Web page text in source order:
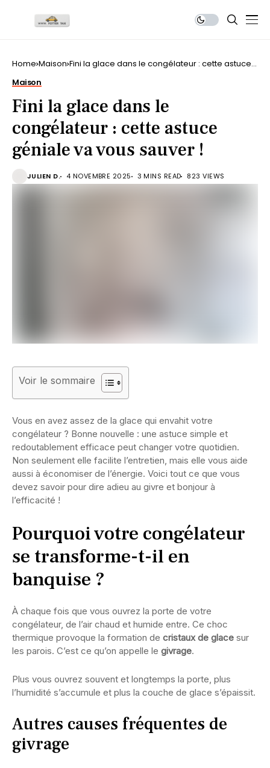
Home Maison Fini la glace dans le congélateur : cette astuce
Maison
Fini la glace dans le
congélateur : cette astuce
géniale va vous sauver !
JULIEN D. 4 NOVEMBRE 2025 3 MINS READ 823 VIEWS
Voir le sommaire
Vous en avez assez de la glace qui envahit votre
congélateur ? Bonne nouvelle : une astuce simple et
redoutablement efficace peut changer votre quotidien.
Non seulement elle facilite l’entretien, mais elle vous aide
aussi à économiser de l’énergie. Voici tout ce que vous
devez savoir pour dire adieu au givre et bonjour à
l’efficacité !
Pourquoi votre congélateur
se transforme-t-il en
banquise ?
À chaque fois que vous ouvrez la porte de votre
congélateur, de l’air chaud et humide entre. Ce choc
thermique provoque la formation de cristaux de glace sur
les parois. C’est ce qu’on appelle le givrage.
Plus vous ouvrez souvent et longtemps la porte, plus
l’humidité s’accumule et plus la couche de glace s’épaissit.
Autres causes fréquentes de
givrage